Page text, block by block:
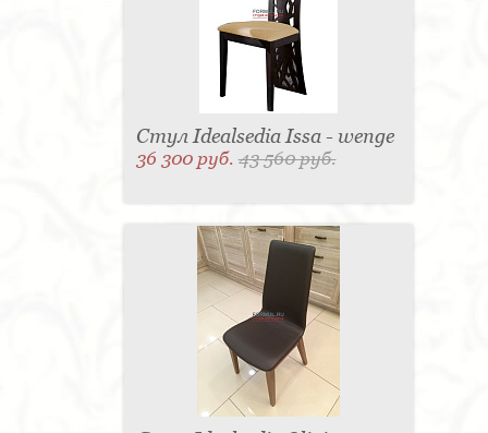
Стул Idealsedia Issa - wenge
36 300 руб.43 560 руб.